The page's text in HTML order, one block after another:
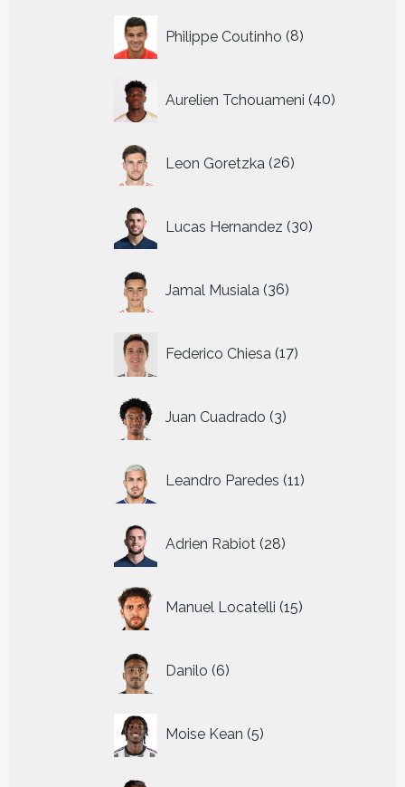
Philippe Coutinho 8
producten
Aurelien Tchouameni 40
producten
Leon Goretzka 26
producten
Lucas Hernandez 30
producten
Jamal Musiala 36
producten
Federico Chiesa 17
producten
Juan Cuadrado 3
producten
Leandro Paredes 11
producten
Adrien Rabiot 28
producten
Manuel Locatelli 15
producten
Danilo 6
producten
Moise Kean 5
producten